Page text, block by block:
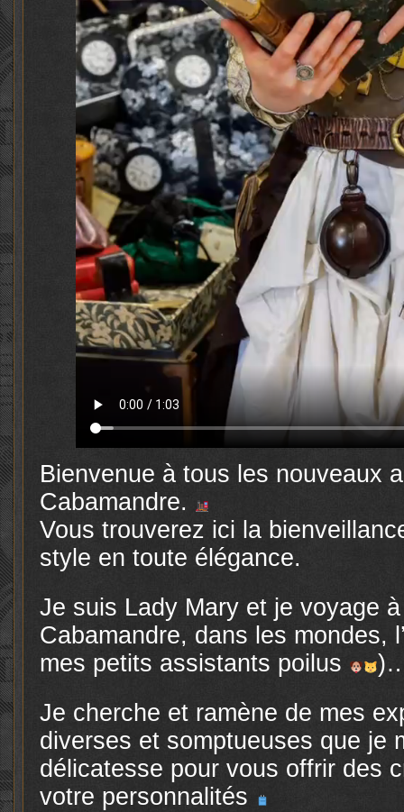
Bienvenue à tous les nouveaux
Cabamandre.
Vous trouverez ici la
style en toute élégance.
Je suis Lady Mary et je voyage
Cabamandre, dans les mondes,
mes petits assistants poilus
Je cherche et ramène de mes
diverses et somptueuses que je
délicatesse pour vous offrir des
votre personnalités